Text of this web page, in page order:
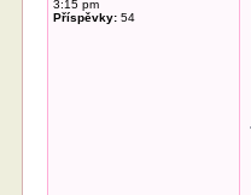
3:15 pm
Příspěvky: 54